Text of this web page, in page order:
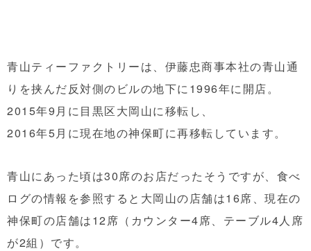
青山ティーファクトリーは、伊藤忠商事本社の青山通
りを挟んだ反対側のビルの地下に1996年に開店。
2015年9月に目黒区大岡山に移転し、
2016年5月に現在地の神保町に再移転しています。
青山にあった頃は30席のお店だったそうですが、食べ
ログの情報を参照すると大岡山の店舗は16席、現在の
神保町の店舗は12席（カウンター4席、テーブル4人席
が2組）です。